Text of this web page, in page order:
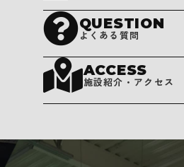
QUESTION
よくある質問
ACCESS
施設紹介・アクセス